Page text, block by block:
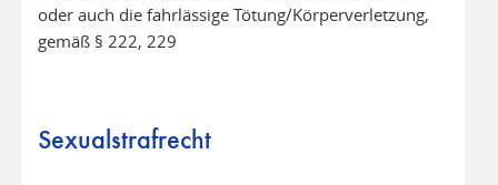
oder auch die fahrlässige Tötung/Körperverletzung,
gemäß § 222, 229
Sexualstrafrecht